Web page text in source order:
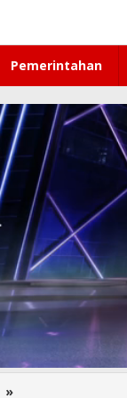
Pemerintahan
»